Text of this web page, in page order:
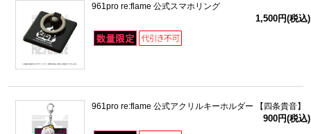
961pro re:flame 公式スマホリング
1,500円(税込)
961pro re:flame 公式アクリルキーホルダー 【四条貴音】
900円(税込)